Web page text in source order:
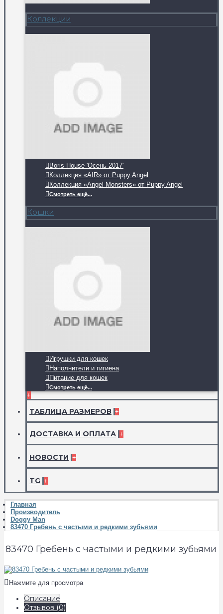
Коллекции
Boris House 'Осень 2017'
Коллекция «AIR» от Puppy Angel
Коллекция «Angel Monsters» от Puppy Angel
Смотреть ещё...
Кошки
Игрушки для кошек
Наполнители и гигиена
Питание для кошек
Смотреть ещё...
+
ТАБЛИЦА РАЗМЕРОВ +
ДОСТАВКА И ОПЛАТА +
НОВОСТИ +
TG +
Главная
Производитель
Doggy Man
83470 Гребень с частыми и редкими зубьями
83470 Гребень с частыми и редкими зубьями
Нажмите для просмотра
Описание
Отзывов (0)